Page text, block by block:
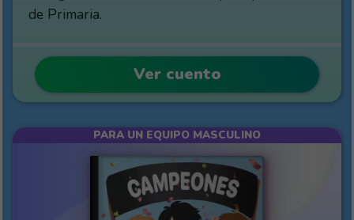
de Primaria.
Ver cuento
PARA UN EQUIPO MASCULINO